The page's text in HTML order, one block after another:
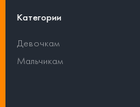
Категории
Девочкам
Мальчикам